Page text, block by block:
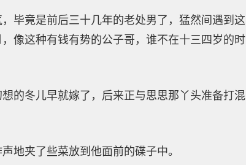
毕竟是前后三十几年的老处男了，猛然间遇到这
像这种有钱有势的公子哥，谁不在十三四岁的时
的冬儿早就嫁了，后来正与思思那丫头准备打混
地夹了些菜放到他面前的碟子中。